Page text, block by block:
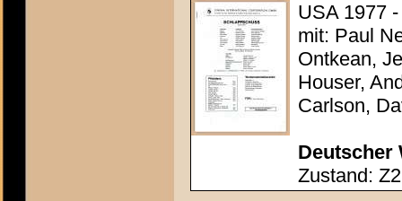
USA 1977
mit: Paul
Ontkean,
Houser,
Carlson,
Deutscher
Zustand: Z2